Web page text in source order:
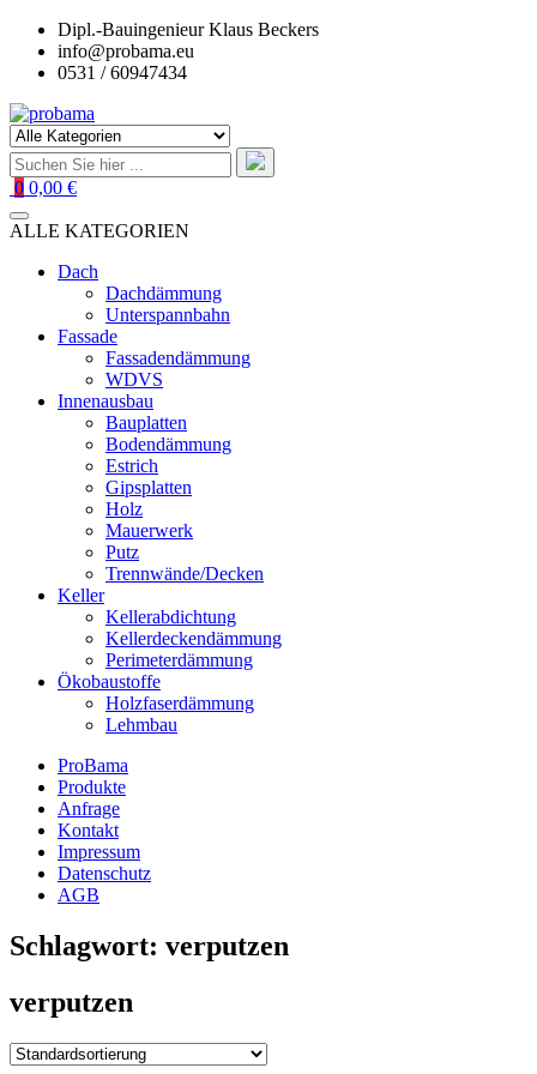
Zum
Inhalt
springen
Dipl.-Bauingenieur Klaus Beckers
info@probama.eu
0531 / 60947434
0 0,00 €
ALLE KATEGORIEN
Dach
Dachdämmung
Unterspannbahn
Fassade
Fassadendämmung
WDVS
Innenausbau
Bauplatten
Bodendämmung
Estrich
Gipsplatten
Holz
Mauerwerk
Putz
Trennwände/Decken
Keller
Kellerabdichtung
Kellerdeckendämmung
Perimeterdämmung
Ökobaustoffe
Holzfaserdämmung
Lehmbau
ProBama
Produkte
Anfrage
Kontakt
Impressum
Datenschutz
AGB
Schlagwort: verputzen
verputzen